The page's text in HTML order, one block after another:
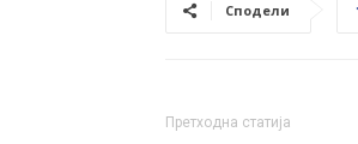
Сподели
Претходна статија